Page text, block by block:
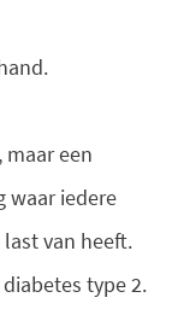
een
waar iedere
van heeft.
type 2.